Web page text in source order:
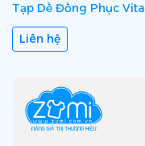
Tạp Dề Đồng Phục
Liên hệ